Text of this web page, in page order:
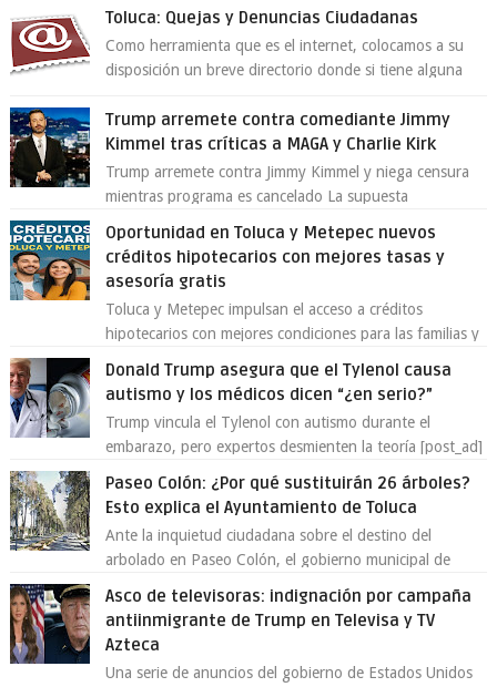
Toluca: Quejas y Denuncias Ciudadanas
Como herramienta que es el internet, colocamos a su
disposición un breve directorio donde si tiene alguna
Trump arremete contra comediante Jimmy
Kimmel tras críticas a MAGA y Charlie Kirk
Trump arremete contra Jimmy Kimmel y niega censura
mientras programa es cancelado La supuesta
Oportunidad en Toluca y Metepec nuevos
créditos hipotecarios con mejores tasas y
asesoría gratis
Toluca y Metepec impulsan el acceso a créditos
hipotecarios con mejores condiciones para las familias y
Donald Trump asegura que el Tylenol causa
autismo y los médicos dicen “¿en serio?”
Trump vincula el Tylenol con autismo durante el
embarazo, pero expertos desmienten la teoría [post_ad]
Paseo Colón: ¿Por qué sustituirán 26 árboles?
Esto explica el Ayuntamiento de Toluca
Ante la inquietud ciudadana sobre el destino del
arbolado en Paseo Colón, el gobierno municipal de
Asco de televisoras: indignación por campaña
antiinmigrante de Trump en Televisa y TV
Azteca
Una serie de anuncios del gobierno de Estados Unidos